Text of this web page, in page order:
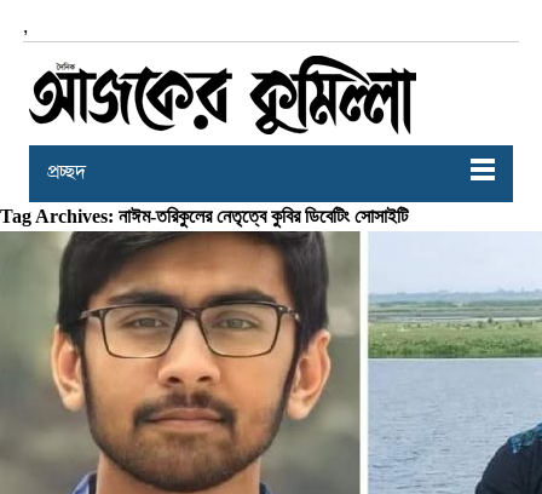
,
প্রচ্ছদ
Tag Archives: নাঈম-তরিকুলের নেতৃত্বে কুবির ডিবেটিং সোসাইটি